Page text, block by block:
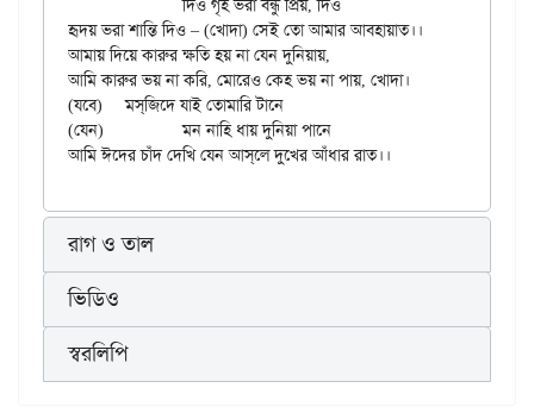
		দিও গৃহ ভরা বন্ধু প্রিয়, দিও
হৃদয় ভরা শান্তি দিও – (খোদা) সেই তো আমার আবহায়াত।।
আমায় দিয়ে কারুর ক্ষতি হয় না যেন দুনিয়ায়,
আমি কারুর ভয় না করি, মোরেও কেহ ভয় না পায়, খোদা।
(যবে)	মস্‌জিদে যাই তোমারি টানে
(যেন)		মন নাহি ধায় দুনিয়া পানে
রাগ ও তাল
ভিডিও
স্বরলিপি